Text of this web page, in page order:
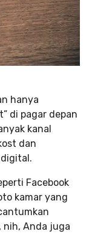
hanya
di pagar depan
kanal
dan
Facebook
kamar yang
nih, Anda juga